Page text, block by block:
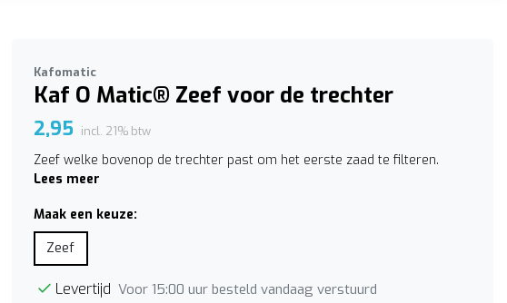
Kafomatic
Kaf O Matic® Zeef voor de trechter
2,95 incl. 21% btw
Zeef welke bovenop de trechter past om het eerste zaad te filteren.
Lees meer
Maak een keuze:
Zeef
Levertijd Voor 15:00 uur besteld vandaag verstuurd